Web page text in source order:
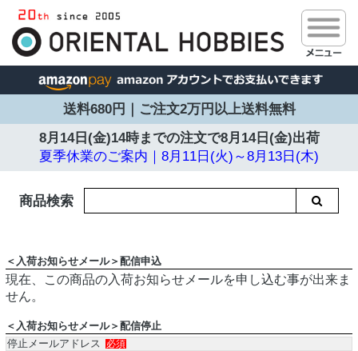
送料680円｜ご注文2万円以上送料無料
8月14日(金)14時までの注文で8月14日(金)出荷
夏季休業のご案内｜8月11日(火)～8月13日(木)
商品検索
＜入荷お知らせメール＞配信申込
現在、この商品の入荷お知らせメールを申し込む事が出来ま
せん。
＜入荷お知らせメール＞配信停止
停止メールアドレス
必須